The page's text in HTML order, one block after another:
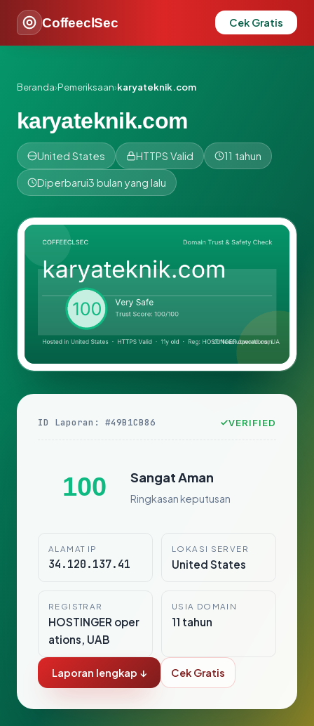
CoffeeclSec Cek Gratis
Beranda›Pemeriksaan›karyateknik.com
karyateknik.com
United States HTTPS Valid 11 tahun
Diperbarui3 bulan yang lalu
ID Laporan: #49B1CB86 VERIFIED
100 Sangat Aman
Ringkasan keputusan
ALAMAT IP
34.120.137.41
LOKASI SERVER
United States
REGISTRAR
HOSTINGER oper
ations, UAB
USIA DOMAIN
11 tahun
Laporan lengkap ↓ Cek Gratis